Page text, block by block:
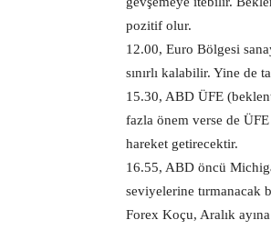
pozitif olur.
12.00, Euro Bölgesi
sınırlı kalabilir. Yine de
15.30, ABD ÜFE
fazla önem verse de
hareket getirecektir.
16.55, ABD öncü
seviyelerine tırmanacak
Forex Koçu, Aralık